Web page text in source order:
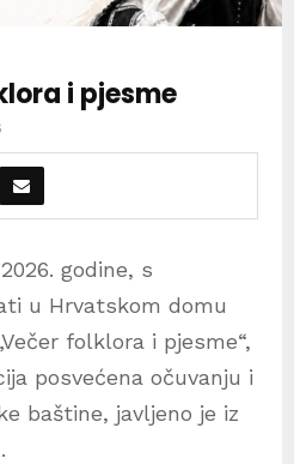
i pjesme
godine, s
u Hrvatskom domu
folklora i pjesme“,
posvećena očuvanju i
baštine, javljeno je iz